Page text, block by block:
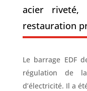
acier riveté,
restauration
Le barrage EDF
régulation de
d’électricité. Il a